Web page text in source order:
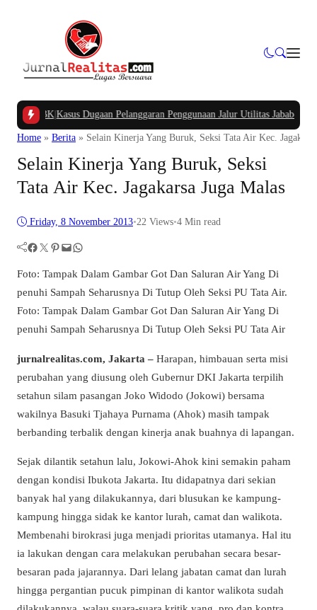
|Kasus Dugaan Pelanggaran Penggunaan Jalur Utilitas Jababeka Resmi
Home » Berita » Selain Kinerja Yang Buruk, Seksi Tata Air Kec.
Selain Kinerja Yang Buruk, Seksi
Tata Air Kec. Jagakarsa Juga Malas
Friday, 8 November 2013•22 Views•4 Min read
Facebook Twitter Pinterest Mail WhatsApp
Foto: Tampak Dalam Gambar Got Dan Saluran Air Yang Di
penuhi Sampah Seharusnya Di Tutup Oleh Seksi PU Tata Air.
Foto: Tampak Dalam Gambar Got Dan Saluran Air Yang Di
penuhi Sampah Seharusnya Di Tutup Oleh Seksi PU Tata Air
jurnalrealitas.com, Jakarta – Harapan, himbauan serta misi
perubahan yang diusung oleh Gubernur DKI Jakarta terpilih
setahun silam pasangan Joko Widodo (Jokowi) bersama
wakilnya Basuki Tjahaya Purnama (Ahok) masih tampak
berbanding terbalik dengan kinerja anak buahnya di lapangan.
Sejak dilantik setahun lalu, Jokowi-Ahok kini semakin paham
dengan kondisi Ibukota Jakarta. Itu didapatnya dari sekian
banyak hal yang dilakukannya, dari blusukan ke kampung-
kampung hingga sidak ke kantor lurah, camat dan walikota.
Membenahi birokrasi juga menjadi prioritas utamanya. Hal itu
ia lakukan dengan cara melakukan perubahan secara besar-
besaran pada jajarannya. Dari lelang jabatan camat dan lurah
hingga pergantian pucuk pimpinan di kantor walikota sudah